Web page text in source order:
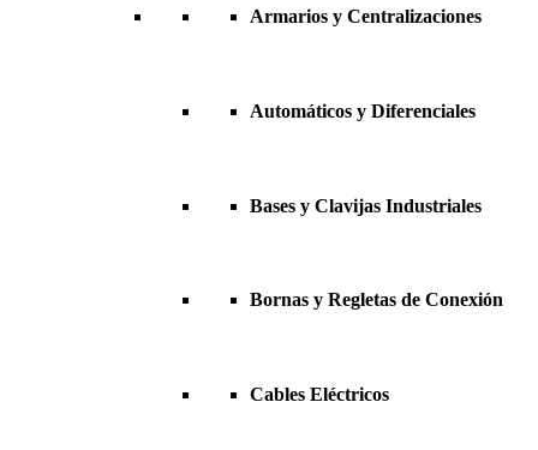
Armarios y Centralizaciones
Automáticos y Diferenciales
Bases y Clavijas Industriales
Bornas y Regletas de Conexión
Cables Eléctricos